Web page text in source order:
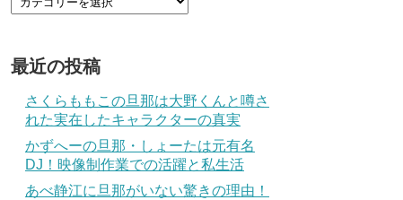
最近の投稿
さくらももこの旦那は大野くんと噂さ
れた実在したキャラクターの真実
かずへーの旦那・しょーたは元有名
DJ！映像制作業での活躍と私生活
あべ静江に旦那がいない驚きの理由！